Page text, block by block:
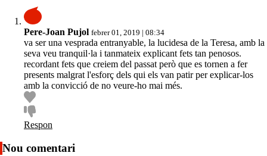
Pere-Joan Pujol febrer 01, 2019 | 08:34
va ser una vesprada entranyable, la lucidesa de la Teresa, amb la
seva veu tranquil·la i tanmateix explicant fets tan penosos.
recordant fets que creiem del passat però que es tornen a fer
presents malgrat l'esforç dels qui els van patir per explicar-los
amb la convicció de no veure-ho mai més.
Respon
Nou comentari